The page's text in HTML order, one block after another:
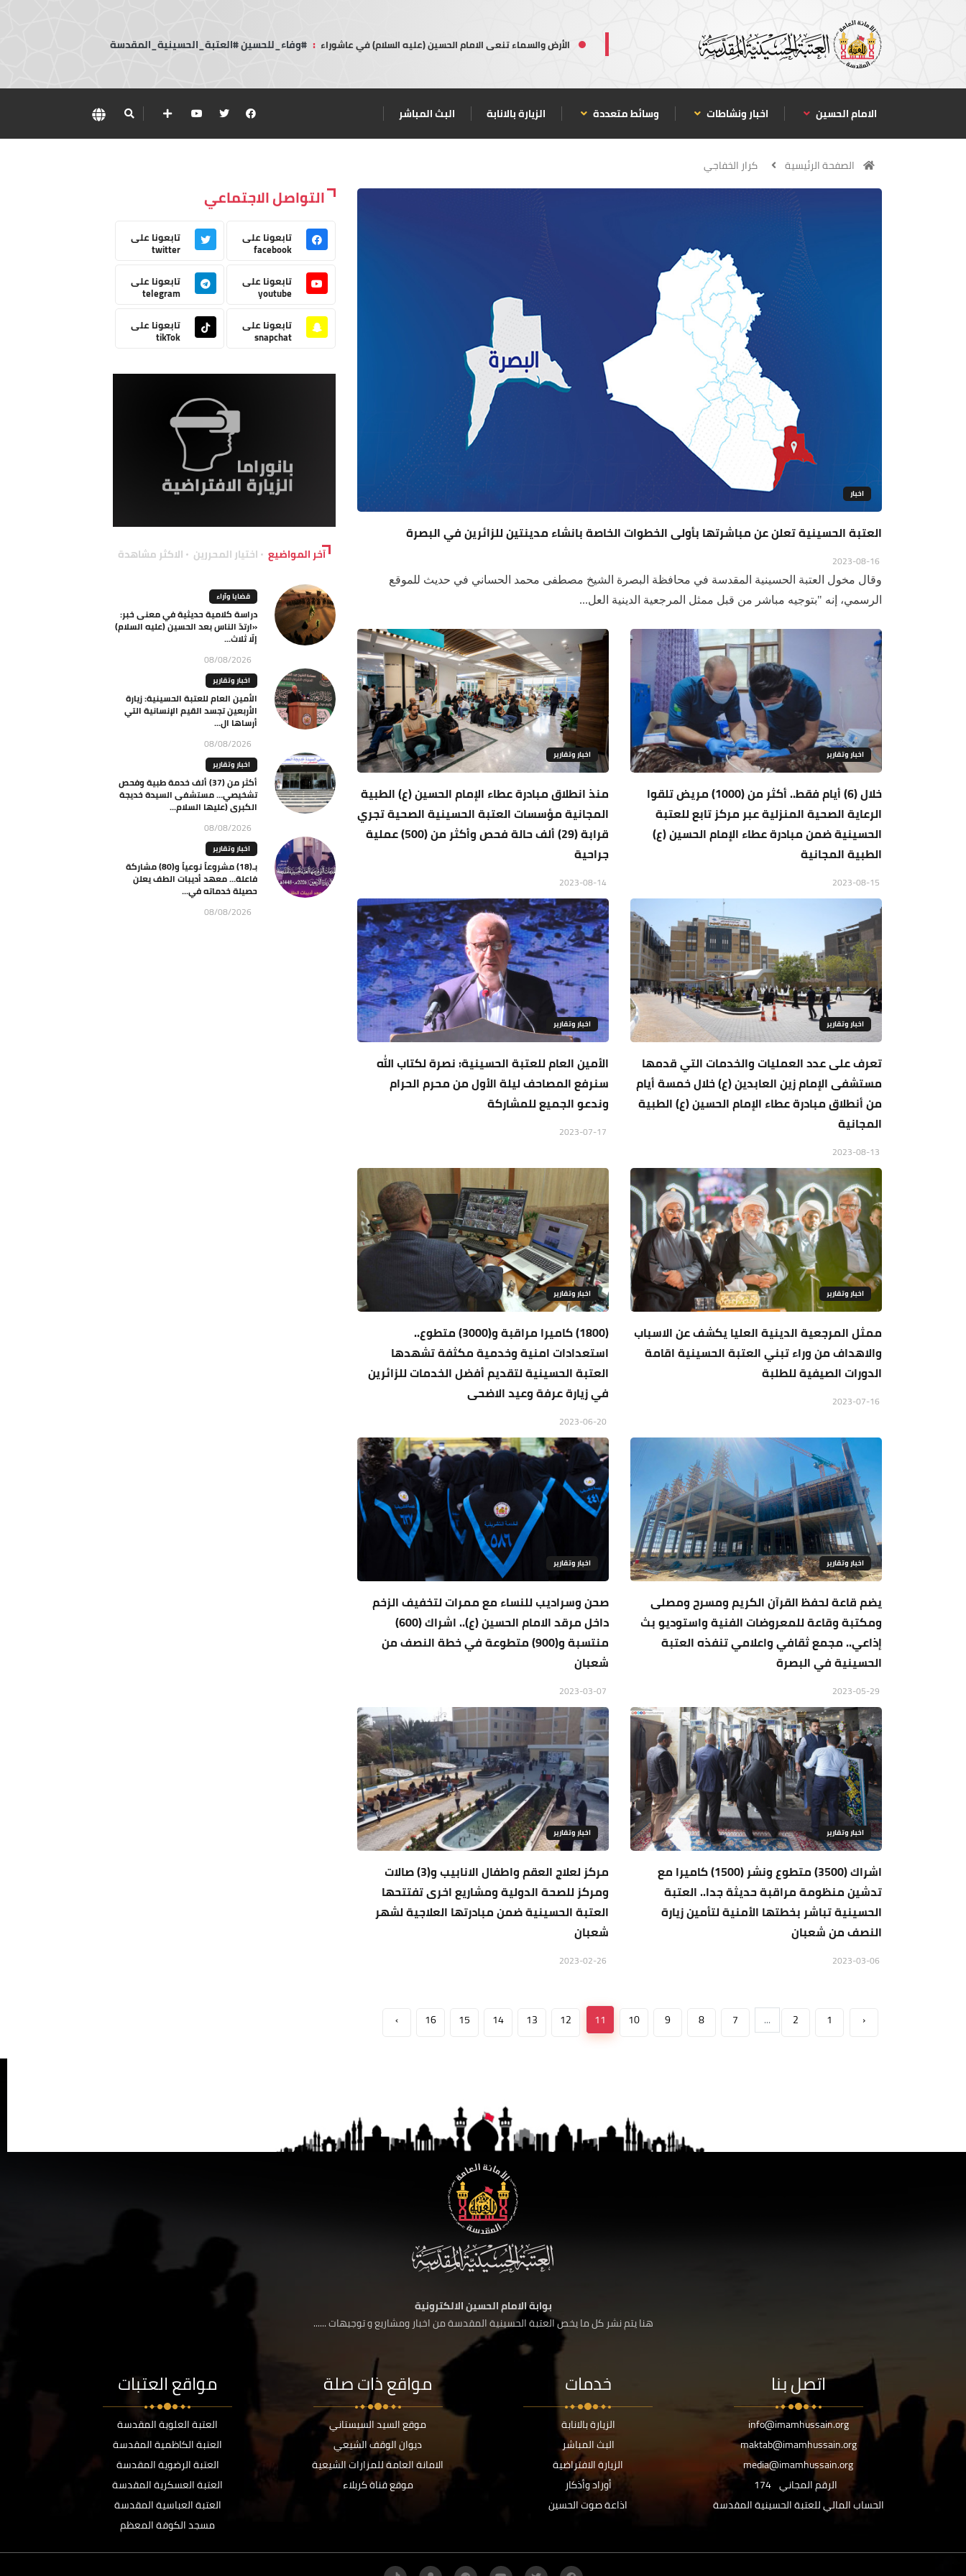
الأرض والسماء تنعى الامام الحسين (عليه السلام) في عاشوراء : #وفاء_للحسين #العتبة_الحسينية_المقدسة
الامام الحسين اخبار ونشاطات وسائط متعددة الزيارة بالانابة البث المباشر
الصفحة الرئيسية كرار الخفاجي
اخبار
العتبة الحسينية تعلن عن مباشرتها بأولى الخطوات الخاصة بانشاء مدينتين للزائرين في البصرة
وقال مخول العتبة الحسينية المقدسة في محافظة البصرة الشيخ مصطفى محمد الحساني في حديث للموقع
الرسمي، إنه "بتوجيه مباشر من قبل ممثل المرجعية الدينية العل...
اخبار وتقارير
خلال (6) أيام فقط.. أكثر من (1000) مريض تلقوا
الرعاية الصحية المنزلية عبر مركز تابع للعتبة
الحسينية ضمن مبادرة عطاء الإمام الحسين (ع)
الطبية المجانية
اخبار وتقارير
منذ انطلاق مبادرة عطاء الإمام الحسين (ع) الطبية
المجانية مؤسسات العتبة الحسينية الصحية تجري
قرابة (29) ألف حالة فحص وأكثر من (500) عملية
جراحية
اخبار وتقارير
تعرف على عدد العمليات والخدمات التي قدمها
مستشفى الإمام زين العابدين (ع) خلال خمسة أيام
من أنطلاق مبادرة عطاء الإمام الحسين (ع) الطبية
المجانية
اخبار وتقارير
الأمين العام للعتبة الحسينية: نصرة لكتاب الله
سنرفع المصاحف ليلة الأول من محرم الحرام
وندعو الجميع للمشاركة
اخبار وتقارير
ممثل المرجعية الدينية العليا يكشف عن الاسباب
والاهداف من وراء تبني العتبة الحسينية اقامة
الدورات الصيفية للطلبة
اخبار وتقارير
(1800) كاميرا مراقبة و(3000) متطوع..
استعدادات امنية وخدمية مكثفة تشهدها
العتبة الحسينية لتقديم أفضل الخدمات للزائرين
في زيارة عرفة وعيد الاضحى
اخبار وتقارير
يضم قاعة لحفظ القرآن الكريم ومسرح ومصلى
ومكتبة وقاعة للمعروضات الفنية واستوديو بث
إذاعي.. مجمع ثقافي واعلامي تنفذه العتبة
الحسينية في البصرة
اخبار وتقارير
صحن وسراديب للنساء مع ممرات لتخفيف الزخم
داخل مرقد الامام الحسين (ع).. اشراك (600)
منتسبة و(900) متطوعة في خطة النصف من
شعبان
اخبار وتقارير
اشراك (3500) متطوع ونشر (1500) كاميرا مع
تدشين منظومة مراقبة حديثة جدا.. العتبة
الحسينية تباشر بخطتها الأمنية لتأمين زيارة
النصف من شعبان
اخبار وتقارير
مركز لعلاج العقم واطفال الانابيب و(3) صالات
ومركز للصحة الدولية ومشاريع اخرى تفتتحها
العتبة الحسينية ضمن مبادرتها العلاجية لشهر
شعبان
‹
1
2
...
7
8
9
10
11
12
13
14
15
16
›
التواصل الاجتماعي
تابعونا على
facebook
تابعونا على
twitter
تابعونا على
youtube
تابعونا على
telegram
تابعونا على
snapchat
تابعونا على
tikTok
آخر المواضيع اختيار المحررين الاكثر مشاهدة
قضايا وآراء
دراسة كلامية حديثية في معنى خبر:
«ارتدّ الناس بعد الحسين (عليه السلام)
إلّا ثلاث...
08/08/2026
اخبار وتقارير
الأمين العام للعتبة الحسينية: زيارة
الأربعين تجسد القيم الإنسانية التي
أرساها ال...
08/08/2026
اخبار وتقارير
أكثر من (37) ألف خدمة طبية وفحص
تشخيصي… مستشفى السيدة خديجة
الكبرى (عليها السلام...
08/08/2026
اخبار وتقارير
بـ(18) مشروعاً نوعياً و(80) مشاركة
فاعلة… معهد أديبات الطف يعلن
حصيلة خدماته في...
08/08/2026
بوابة الامام الحسين الالكترونية
هنا يتم نشر كل ما يخص العتبة الحسينية المقدسة من اخبار ومشاريع و توجيهات ......
اتصل بنا
info@imamhussain.org
maktab@imamhussain.org
media@imamhussain.org
الرقم المجاني 174
الحساب المالي للعتبة الحسينية المقدسة
خدمات
الزيارة بالانابة
البث المباشر
الزيارة الافتراضية
أوراد وأذكار
اذاعة صوت الحسين
مواقع ذات صلة
موقع السيد السيستاني
ديوان الوقف الشيعي
الامانة العامة للمزارات الشيعية
موقع قناة كربلاء
مواقع العتبات
العتبة العلوية المقدسة
العتبة الكاظمية المقدسة
العتبة الرضوية المقدسة
العتبة العسكرية المقدسة
العتبة العباسية المقدسة
مسجد الكوفة المعظم